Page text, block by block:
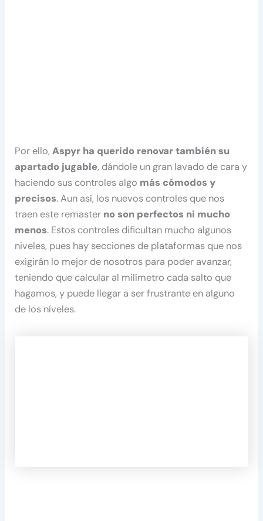
Por ello,Aspyr ha querido renovar también su
apartado jugable, dándole un gran lavado de cara y
haciendo sus controles algo más cómodos y
precisos. Aun así, los nuevos controles que nos
traen este remaster no son perfectos ni mucho
menos. Estos controles dificultan mucho algunos
niveles, pues hay secciones de plataformas que nos
exigirán lo mejor de nosotros para poder avanzar,
teniendo que calcular al milímetro cada salto que
hagamos, y puede llegar a ser frustrante en alguno
de los níveles.